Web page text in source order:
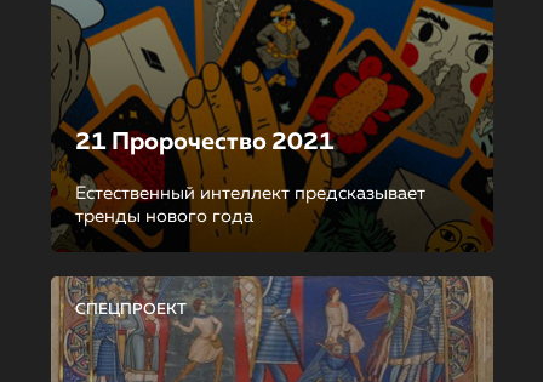
21 Пророчество 2021
Естественный интеллект предсказывает
тренды нового года
СПЕЦПРОЕКТ